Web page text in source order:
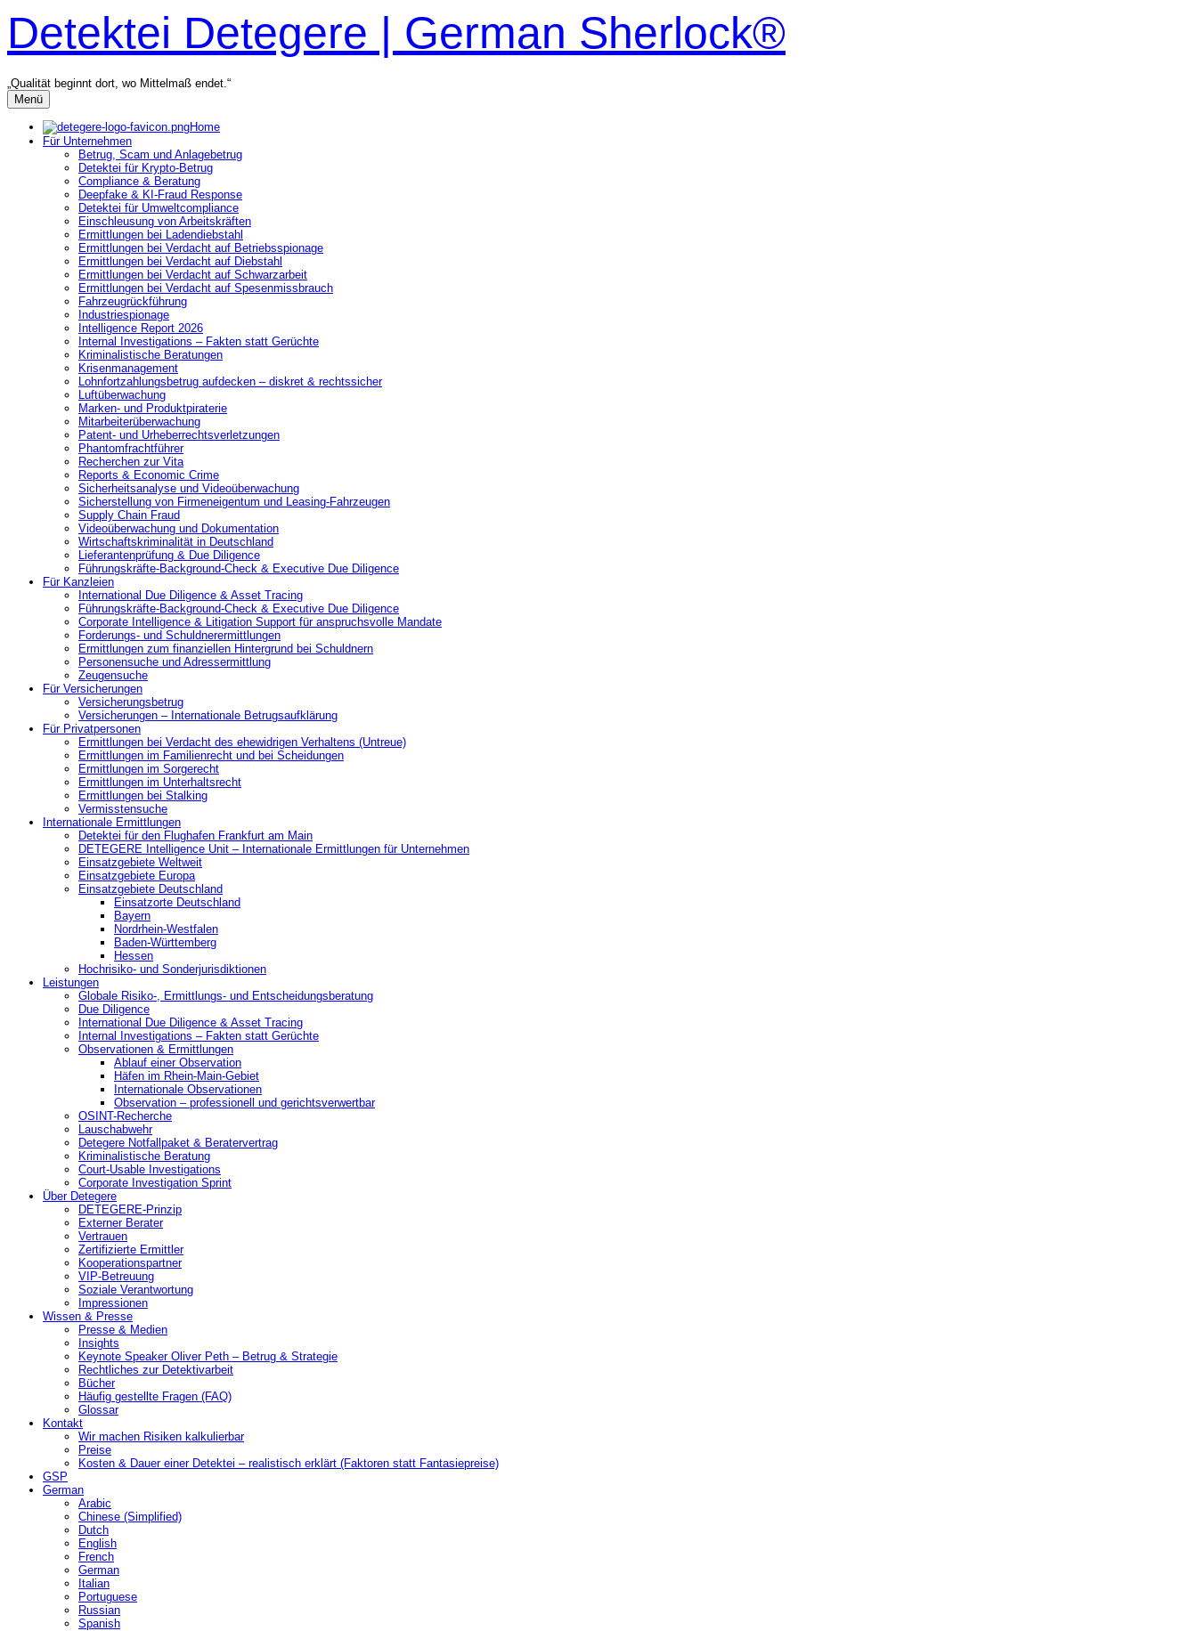
Inhalt
überspringen
Detektei Detegere | German Sherlock®
„Qualität beginnt dort, wo Mittelmaß endet.“
Menü
Home
Für Unternehmen
Betrug, Scam und Anlagebetrug
Detektei für Krypto-Betrug
Compliance & Beratung
Deepfake & KI-Fraud Response
Detektei für Umweltcompliance
Einschleusung von Arbeitskräften
Ermittlungen bei Ladendiebstahl
Ermittlungen bei Verdacht auf Betriebsspionage
Ermittlungen bei Verdacht auf Diebstahl
Ermittlungen bei Verdacht auf Schwarzarbeit
Ermittlungen bei Verdacht auf Spesenmissbrauch
Fahrzeugrückführung
Industriespionage
Intelligence Report 2026
Internal Investigations – Fakten statt Gerüchte
Kriminalistische Beratungen
Krisenmanagement
Lohnfortzahlungsbetrug aufdecken – diskret & rechtssicher
Luftüberwachung
Marken- und Produktpiraterie
Mitarbeiterüberwachung
Patent- und Urheberrechtsverletzungen
Phantomfrachtführer
Recherchen zur Vita
Reports & Economic Crime
Sicherheitsanalyse und Videoüberwachung
Sicherstellung von Firmeneigentum und Leasing-Fahrzeugen
Supply Chain Fraud
Videoüberwachung und Dokumentation
Wirtschaftskriminalität in Deutschland
Lieferantenprüfung & Due Diligence
Führungskräfte-Background-Check & Executive Due Diligence
Für Kanzleien
International Due Diligence & Asset Tracing
Führungskräfte-Background-Check & Executive Due Diligence
Corporate Intelligence & Litigation Support für anspruchsvolle Mandate
Forderungs- und Schuldnerermittlungen
Ermittlungen zum finanziellen Hintergrund bei Schuldnern
Personensuche und Adressermittlung
Zeugensuche
Für Versicherungen
Versicherungsbetrug
Versicherungen – Internationale Betrugsaufklärung
Für Privatpersonen
Ermittlungen bei Verdacht des ehewidrigen Verhaltens (Untreue)
Ermittlungen im Familienrecht und bei Scheidungen
Ermittlungen im Sorgerecht
Ermittlungen im Unterhaltsrecht
Ermittlungen bei Stalking
Vermisstensuche
Internationale Ermittlungen
Detektei für den Flughafen Frankfurt am Main
DETEGERE Intelligence Unit – Internationale Ermittlungen für Unternehmen
Einsatzgebiete Weltweit
Einsatzgebiete Europa
Einsatzgebiete Deutschland
Einsatzorte Deutschland
Bayern
Nordrhein-Westfalen
Baden-Württemberg
Hessen
Hochrisiko- und Sonderjurisdiktionen
Leistungen
Globale Risiko-, Ermittlungs- und Entscheidungsberatung
Due Diligence
International Due Diligence & Asset Tracing
Internal Investigations – Fakten statt Gerüchte
Observationen & Ermittlungen
Ablauf einer Observation
Häfen im Rhein-Main-Gebiet
Internationale Observationen
Observation – professionell und gerichtsverwertbar
OSINT-Recherche
Lauschabwehr
Detegere Notfallpaket & Beratervertrag
Kriminalistische Beratung
Court-Usable Investigations
Corporate Investigation Sprint
Über Detegere
DETEGERE-Prinzip
Externer Berater
Vertrauen
Zertifizierte Ermittler
Kooperationspartner
VIP-Betreuung
Soziale Verantwortung
Impressionen
Wissen & Presse
Presse & Medien
Insights
Keynote Speaker Oliver Peth – Betrug & Strategie
Rechtliches zur Detektivarbeit
Bücher
Häufig gestellte Fragen (FAQ)
Glossar
Kontakt
Wir machen Risiken kalkulierbar
Preise
Kosten & Dauer einer Detektei – realistisch erklärt (Faktoren statt Fantasiepreise)
GSP
German
Arabic
Chinese (Simplified)
Dutch
English
French
German
Italian
Portuguese
Russian
Spanish